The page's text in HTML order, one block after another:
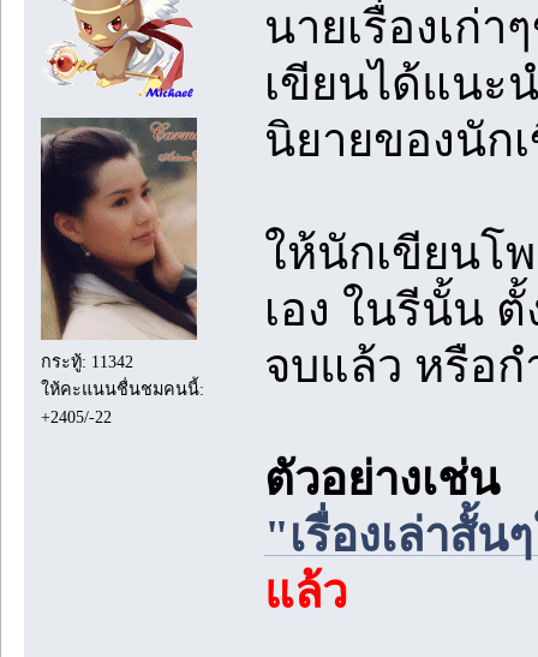
กระทู้: 11342
ให้คะแนนชื่นชมคนนี้:
+2405/-22
นายเรื่องเก่
เขียนได้แนะ
นิยายของนัก
ให้นักเขียนโ
เอง ในรีนั้น
จบแล้ว หรือ
ตัวอย่างเช่น
"เรื่องเล่าสั้น
แล้ว